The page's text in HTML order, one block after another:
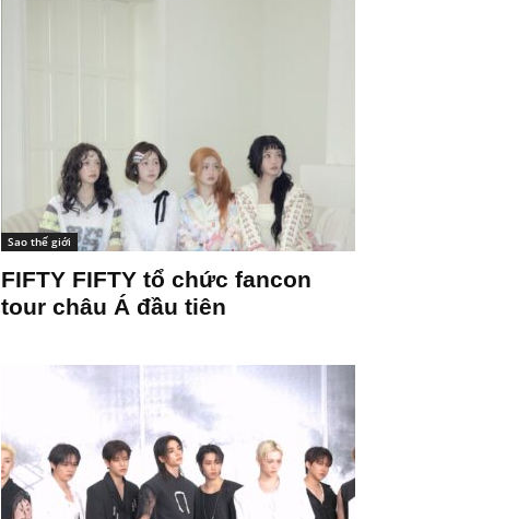
Sao thế giới
FIFTY FIFTY tổ chức fancon
tour châu Á đầu tiên